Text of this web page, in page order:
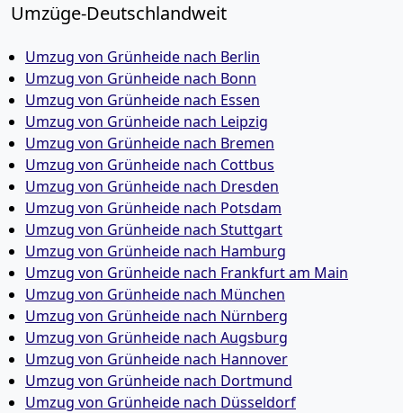
Umzüge-Deutschlandweit
Umzug von Grünheide nach Berlin
Umzug von Grünheide nach Bonn
Umzug von Grünheide nach Essen
Umzug von Grünheide nach Leipzig
Umzug von Grünheide nach Bremen
Umzug von Grünheide nach Cottbus
Umzug von Grünheide nach Dresden
Umzug von Grünheide nach Potsdam
Umzug von Grünheide nach Stuttgart
Umzug von Grünheide nach Hamburg
Umzug von Grünheide nach Frankfurt am Main
Umzug von Grünheide nach München
Umzug von Grünheide nach Nürnberg
Umzug von Grünheide nach Augsburg
Umzug von Grünheide nach Hannover
Umzug von Grünheide nach Dortmund
Umzug von Grünheide nach Düsseldorf